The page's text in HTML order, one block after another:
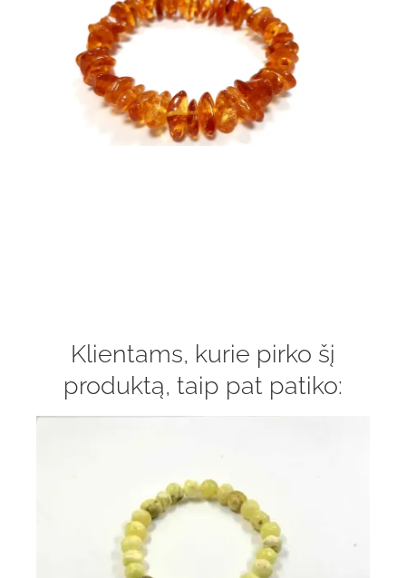
Klientams, kurie pirko šį
produktą, taip pat patiko: